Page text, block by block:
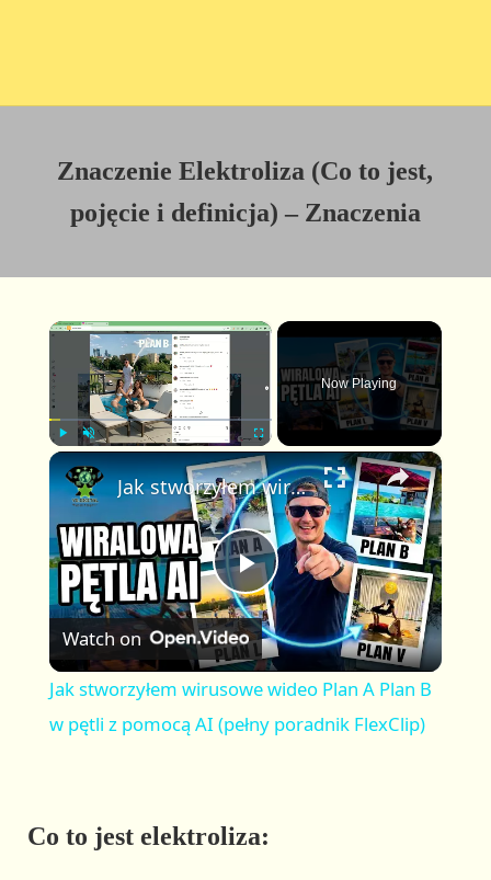
Znaczenie Elektroliza (Co to jest,
pojęcie i definicja) – Znaczenia
×
y
n
m
t
e
F
u
l
l
s
c
r
e
n
Now Playing
×
P
l
a
V
Jak stworzyłem wirusowe wideo Plan A Plan B w pętli z pomocą AI (pełny poradnik FlexClip)
Watch on
Jak stworzyłem wirusowe wideo Plan A Plan B
w pętli z pomocą AI (pełny poradnik FlexClip)
Co to jest elektroliza: